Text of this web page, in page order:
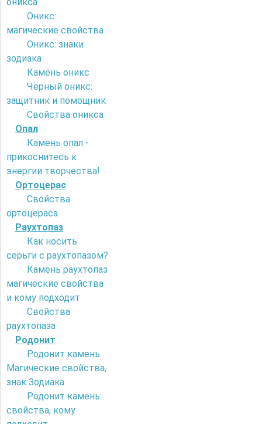
Оникс:
магические свойства
Оникс: знаки
зодиака
Камень оникс
Чёрный оникс:
защитник и помощник
Свойства оникса
Опал
Камень опал -
прикоснитесь к
энергии творчества!
Ортоцерас
Свойства
ортоцераса
Раухтопаз
Как носить
серьги с раухтопазом?
Камень раухтопаз
магические свойства
и кому подходит
Свойства
раухтопаза
Родонит
Родонит камень.
Магические свойства,
знак Зодиака
Родонит камень:
свойства, кому